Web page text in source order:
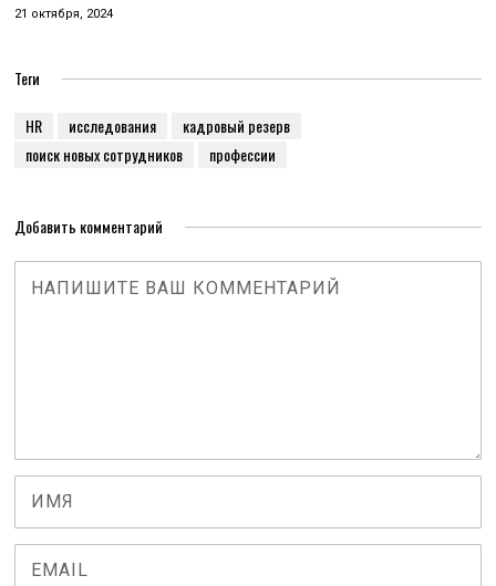
21 октября, 2024
Теги
HR исследования
кадровый резерв
поиск новых сотрудников
профессии
Добавить комментарий